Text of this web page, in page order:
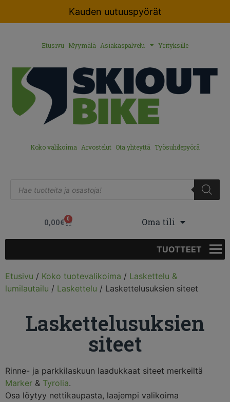
Kauden uutuuspyörät
Etusivu Myymälä Asiakaspalvelu Yrityksille
Koko valikoima Arvostelut Ota yhteyttä Työsuhdepyörä
0,00€ 0 Oma tili
TUOTTEET
Etusivu / Koko tuotevalikoima / Laskettelu &
lumilautailu / Laskettelu / Laskettelusuksien siteet
Laskettelusuksien
siteet
Rinne- ja parkkilaskuun laadukkaat siteet merkeiltä
Marker & Tyrolia.
Osa löytyy nettikaupasta, laajempi valikoima